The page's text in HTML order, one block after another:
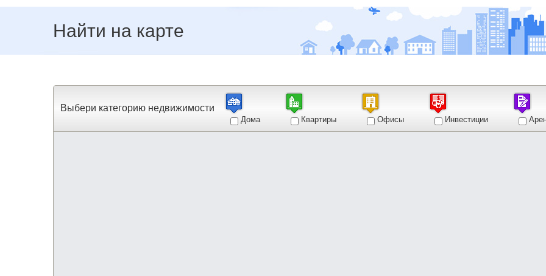
Найти на карте
Выбери категорию недвижимости
Дома Квартиры Офисы Инвестиции